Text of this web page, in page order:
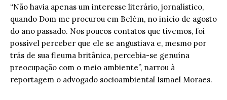
“Não havia apenas um interesse literário, jornalístico,
quando Dom me procurou em Belém, no início de agosto
do ano passado. Nos poucos contatos que tivemos, foi
possível perceber que ele se angustiava e, mesmo por
trás de sua fleuma britânica, percebia-se genuína
preocupação com o meio ambiente”, narrou à
reportagem o advogado socioambiental Ismael Moraes.